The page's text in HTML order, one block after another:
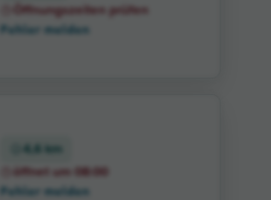
Öffnungszeiten prüfen
Fehler melden
4,6 km
öffnet um 08:00
Fehler melden